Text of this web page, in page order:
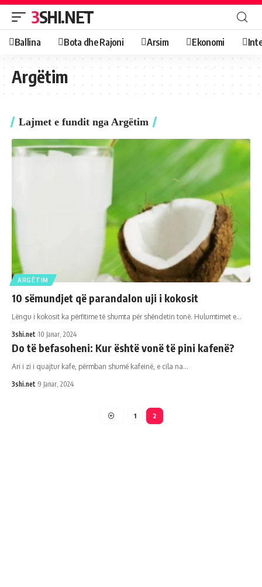
3SHI.NET
Ballina Bota dhe Rajoni Arsim Ekonomi
Argëtim
Lajmet e fundit nga Argëtim
ARGËTIM
10 sëmundjet që parandalon uji i kokosit
Lëngu i kokosit ka përfitime të shumta për shëndetin tonë. Hulumtimet e…
3shi.net 10 Janar, 2024
Do të befasoheni: Kur është vonë të pini kafenë?
Ari i zi i quajtur kafe, përmban shumë kafeinë, e cila na…
3shi.net 9 Janar, 2024
1 2